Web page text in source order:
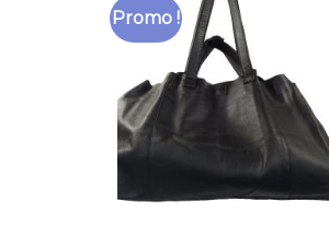
Promo !